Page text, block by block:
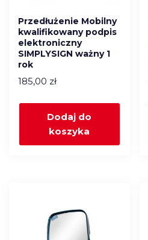
Przedłużenie Mobilny
kwalifikowany podpis
elektroniczny
SIMPLYSIGN ważny 1
rok
185,00 zł
Dodaj do
koszyka